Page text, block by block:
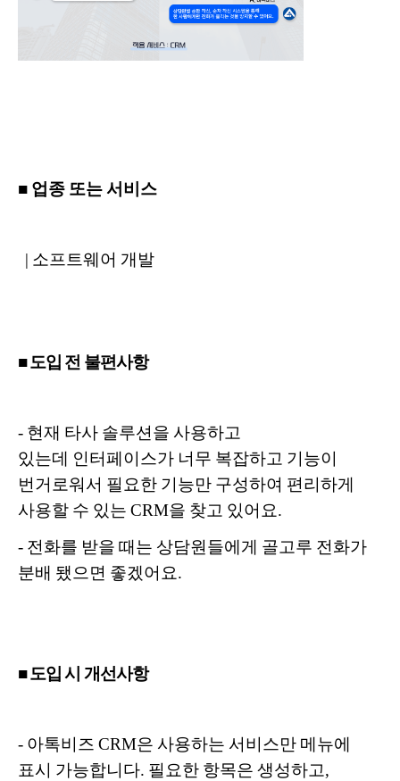
■ 업종 또는 서비스
| 소프트웨어 개발
■ 도입 전 불편사항
- 현재 타사 솔루션을 사용하고
있는데 인터페이스가 너무 복잡하고 기능이
번거로워서 필요한 기능만 구성하여 편리하게
사용할 수 있는CRM을 찾고 있어요.
- 전화를 받을 때는 상담원들에게 골고루 전화가
분배 됐으면 좋겠어요.
■ 도입 시 개선사항
- 아톡비즈 CRM은 사용하는 서비스만 메뉴에
표시 가능합니다. 필요한 항목은 생성하고,